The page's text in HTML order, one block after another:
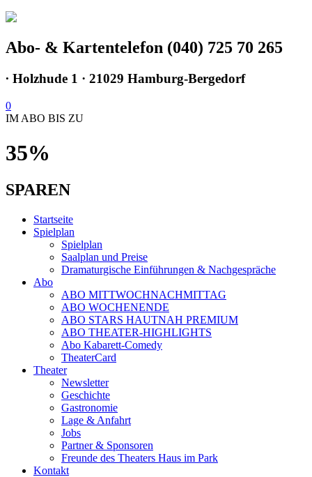
Abo- & Kartentelefon (040) 725 70 265
∙ Holzhude 1 · 21029 Hamburg-Bergedorf
0
IM ABO BIS ZU
35%
SPAREN
Startseite
Spielplan
Spielplan
Saalplan und Preise
Dramaturgische Einführungen & Nachgespräche
Abo
ABO MITTWOCHNACHMITTAG
ABO WOCHENENDE
ABO STARS HAUTNAH PREMIUM
ABO THEATER-HIGHLIGHTS
Abo Kabarett-Comedy
TheaterCard
Theater
Newsletter
Geschichte
Gastronomie
Lage & Anfahrt
Jobs
Partner & Sponsoren
Freunde des Theaters Haus im Park
Kontakt